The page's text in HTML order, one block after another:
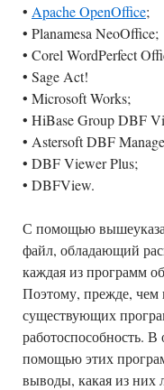
• Apache OpenOffice;
• Planamesa NeoOffice;
• Corel WordPerfect
• Sage Act!
• Microsoft Works;
• HiBase Group DBF
• Astersoft DBF
• DBF Viewer Plus;
• DBFView.
С помощью
файл, обладающий
каждая из программ
Поэтому, прежде, чем
существующих
работоспособность.
помощью этих
выводы, какая из них